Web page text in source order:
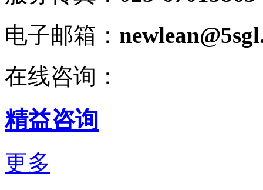
电子邮箱：
在线咨询：
精益咨询
更多